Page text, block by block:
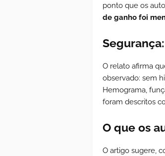
ponto que os
de ganho foi
O relato afirma
observado: sem
Hemograma,
foram descritos
O que os
O artigo sugere,